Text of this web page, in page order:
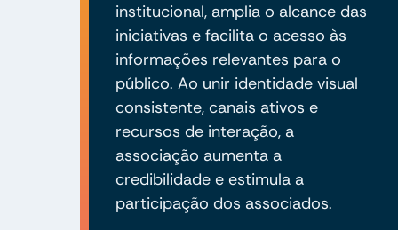
institucional, amplia o alcance das
iniciativas e facilita o acesso às
informações relevantes para o
público. Ao unir identidade visual
consistente, canais ativos e
recursos de interação, a
associação aumenta a
credibilidade e estimula a
participação dos associados.